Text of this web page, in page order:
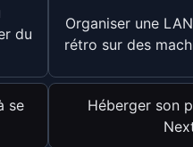
du
Organiser une
rétro sur des
se
Héberger son